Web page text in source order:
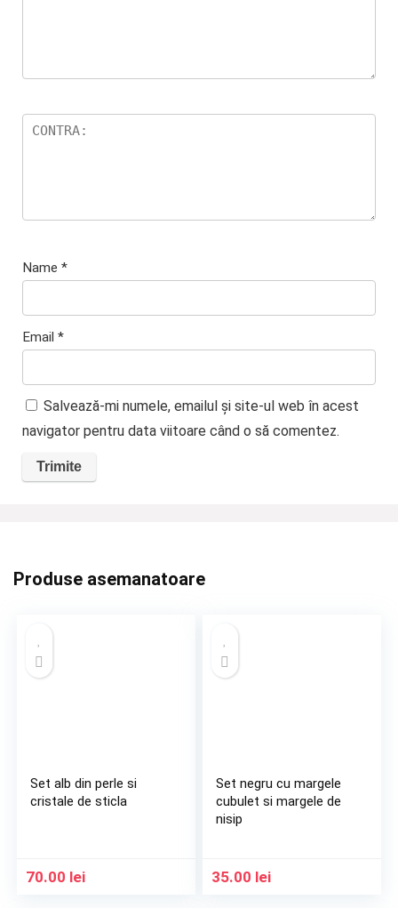
Name *
Email *
Salvează-mi numele, emailul și site-ul web în acest
navigator pentru data viitoare când o să comentez.
Produse asemanatoare
Set alb din perle si
cristale de sticla
70.00 lei
Set negru cu margele
cubulet si margele de
nisip
35.00 lei